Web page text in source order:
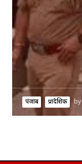
पंजाब प्रादेशिक by